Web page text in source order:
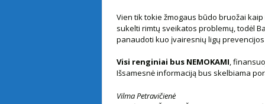
Vien tik tokie žmogaus būdo bruožai
sukelti rimtų sveikatos problemų, todėl
panaudoti kuo įvairesnių ligų
Visi renginiai bus NEMOKAMI,
Išsamesnė informaciją bus skelbiama
Vilma Petravičienė